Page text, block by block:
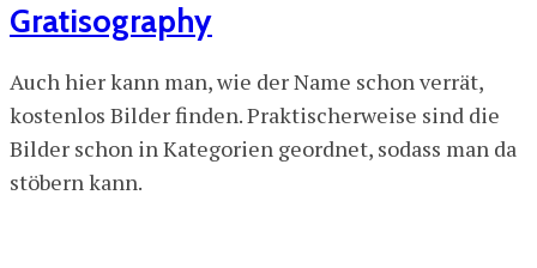
Gratisography
Auch hier kann man, wie der Name schon verrät,
kostenlos Bilder finden. Praktischerweise sind die
Bilder schon in Kategorien geordnet, sodass man da
stöbern kann.